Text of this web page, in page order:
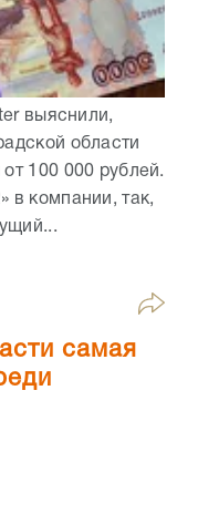
выяснили,
области
100 000 рублей.
в компании, так,
самая